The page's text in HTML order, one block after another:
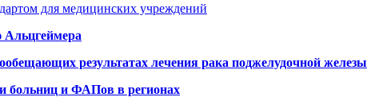
для медицинских учреждений
Альцгеймера
результатах лечения рака поджелудочной железы
больниц и ФАПов в регионах